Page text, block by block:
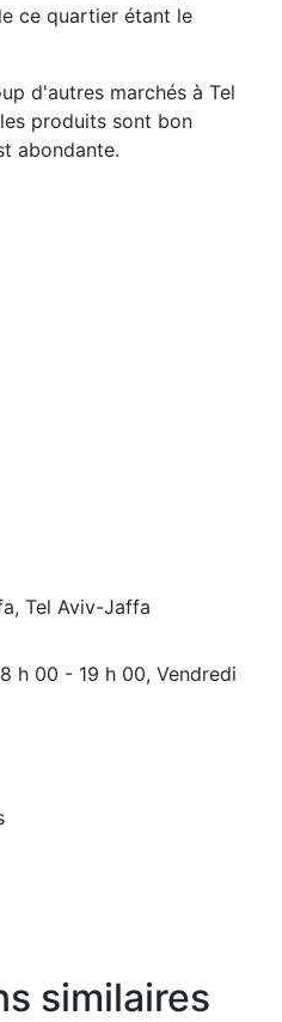
ce quartier étant le
d'autres marchés à Tel
produits sont bon
abondante.
Tel Aviv-Jaffa
h 00 - 19 h 00, Vendredi
similaires